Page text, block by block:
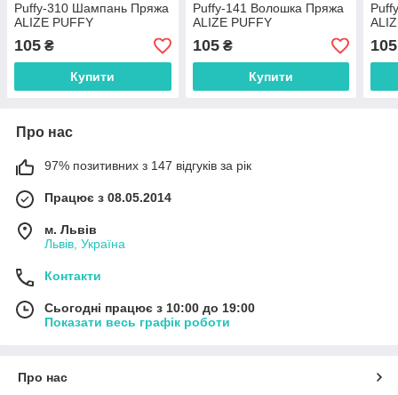
Puffy-310 Шампань Пряжа
ALIZE PUFFY
105 ₴
Купити
Puffy-141 Волошка Пряжа
ALIZE PUFFY
105₴
Купити
105
Про нас
97% позитивних з 147 відгуків за рік
Працює з 08.05.2014
м. Львів
Львів, Україна
Контакти
Сьогодні працює з 10:00 до 19:00
Показати весь графік роботи
Про нас